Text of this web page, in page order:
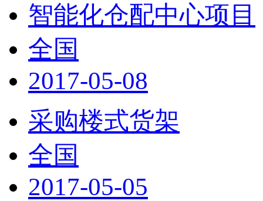
智能化仓配中心项目
全国
2017-05-08
采购楼式货架
全国
2017-05-05